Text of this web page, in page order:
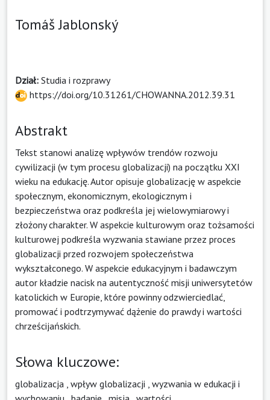
Tomáš Jablonský
Dział: Studia i rozprawy
https://doi.org/10.31261/CHOWANNA.2012.39.31
Abstrakt
Tekst stanowi analizę wpływów trendów rozwoju
cywilizacji (w tym procesu globalizacji) na początku XXI
wieku na edukację. Autor opisuje globalizację w aspekcie
społecznym, ekonomicznym, ekologicznym i
bezpieczeństwa oraz podkreśla jej wielowymiarowy i
złożony charakter. W aspekcie kulturowym oraz tożsamości
kulturowej podkreśla wyzwania stawiane przez proces
globalizacji przed rozwojem społeczeństwa
wykształconego. W aspekcie edukacyjnym i badawczym
autor kładzie nacisk na autentyczność misji uniwersytetów
katolickich w Europie, które powinny odzwierciedlać,
promować i podtrzymywać dążenie do prawdy i wartości
chrześcijańskich.
Słowa kluczowe:
globalizacja wpływ globalizacji wyzwania w edukacji i